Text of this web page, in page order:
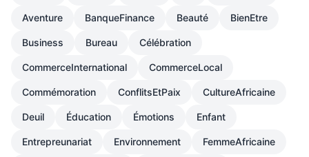
Aventure BanqueFinance Beauté BienEtre
Business Bureau Célébration
CommerceInternational CommerceLocal
Commémoration ConflitsEtPaix CultureAfricaine
Deuil Éducation Émotions Enfant
Entrepreunariat Environnement FemmeAfricaine